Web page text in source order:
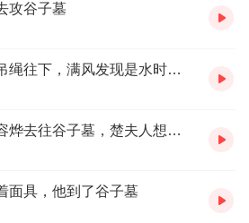
攻谷子墓
一1.4满风和时秋接力吊绳往下，满风发现是水时，一只大蛇冲出水面
一2.1慕容显的儿子慕容烨去往谷子墓，楚夫人想起十年前阻挡墓鬼子出墓的情形
面具，他到了谷子墓